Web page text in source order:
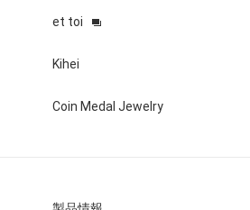
et toi
Kihei
Coin Medal Jewelry